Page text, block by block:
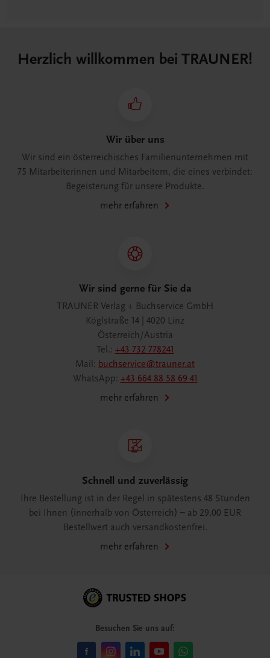
Herzlich willkommen bei TRAUNER!
Wir über uns
Wir sind ein österreichisches Familienunternehmen mit
75 Mitarbeiterinnen und Mitarbeitern, die eines verbindet:
Begeisterung für unsere Produkte.
mehr erfahren
Wir sind gerne für Sie da
TRAUNER Verlag + Buchservice GmbH
Köglstraße 14 | 4020 Linz
Österreich/Austria
Tel.: +43 732 778241
Mail: buchservice@trauner.at
WhatsApp: +43 664 88 58 69 41
mehr erfahren
Schnell und zuverlässig
Ihre Bestellung ist in der Regel in spätestens 48 Stunden
bei Ihnen (innerhalb von Österreich) – ab 29,00 EUR
Bestellwert auch versandkostenfrei.
mehr erfahren
Besuchen Sie uns auf: